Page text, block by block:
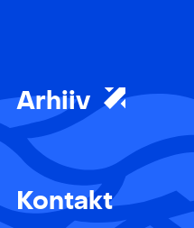
Arhiiv
Kontakt